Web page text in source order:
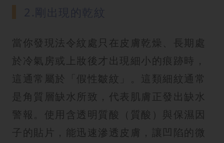
當你發現法令紋處只在皮膚乾燥、長期處
於冷氣房或上妝後才出現細小的痕跡時，
這通常屬於「假性皺紋」。這類細紋通常
是角質層缺水所致，代表肌膚正發出缺水
警報。使用含透明質酸（質酸）與保濕因
子的貼片，能迅速滲透皮膚，讓凹陷的微